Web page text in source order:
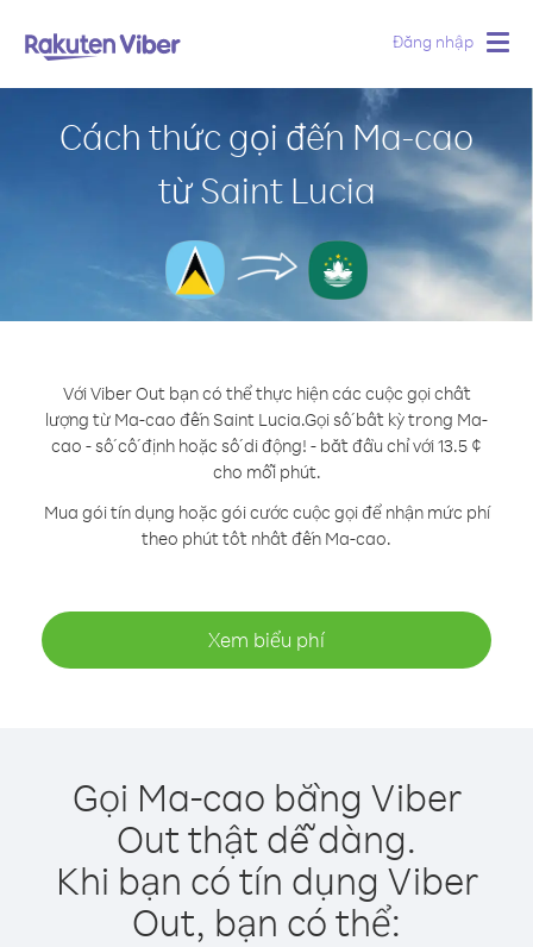
Đăng nhập
Cách thức gọi đến Ma-cao
từ Saint Lucia
Với Viber Out bạn có thể thực hiện các cuộc gọi chất
lượng từ Ma-cao đến Saint Lucia.Gọi số bất kỳ trong Ma-
cao - số cố định hoặc số di động! - bắt đầu chỉ với 13.5 ¢
cho mỗi phút.
Mua gói tín dụng hoặc gói cước cuộc gọi để nhận mức phí
theo phút tốt nhất đến Ma-cao.
Xem biểu phí
Gọi Ma-cao bằng Viber
Out thật dễ dàng.
Khi bạn có tín dụng Viber
Out, bạn có thể: